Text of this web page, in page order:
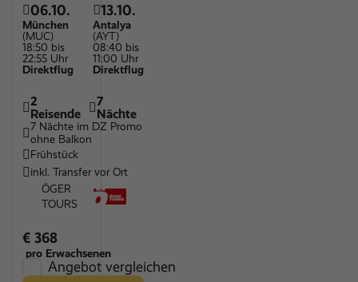
06.10.
München
(MUC)
18:50 bis
22:55 Uhr
Direktflug
13.10.
Antalya
(AYT)
08:40 bis
11:00 Uhr
Direktflug
2
Reisende
7
Nächte
7 Nächte im DZ Promo
ohne Balkon
Frühstück
inkl. Transfer vor Ort
ÖGER
TOURS
€ 368
pro Erwachsenen
Angebot vergleichen